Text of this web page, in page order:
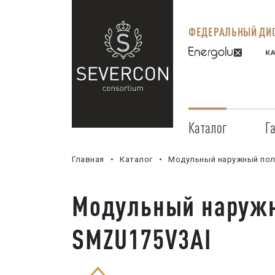
ФЕДЕРАЛЬНЫЙ
Каталог
Главная Каталог Модульный наружный
Модульный
SMZU175V3AI